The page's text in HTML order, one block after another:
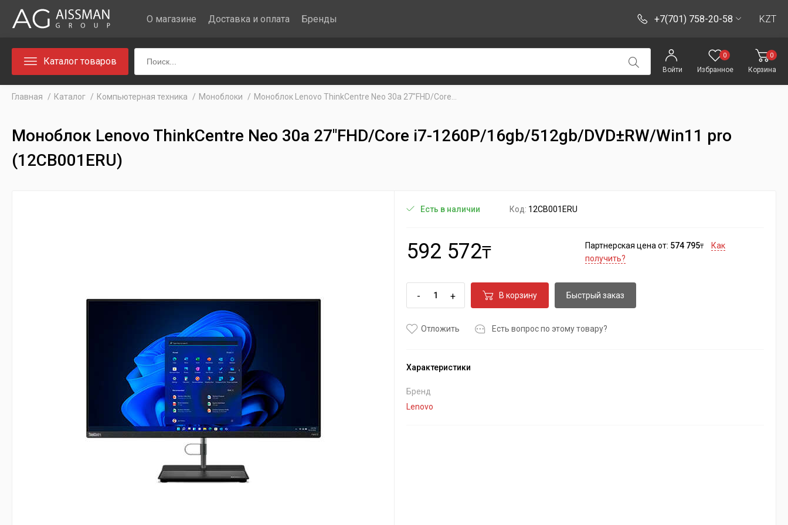
О магазине Доставка и оплата Бренды +7(701) 758-20-58 KZT
Каталог товаров
Войти
0
Избранное
0
Корзина
Главная Каталог Компьютерная техника Моноблоки Моноблок Lenovo ThinkCentre Neo 30a 27"FHD/Core...
Моноблок Lenovo ThinkCentre Neo 30a 27"FHD/Core i7-1260P/16gb/512gb/DVD±RW/Win11 pro
(12CB001ERU)
Есть в наличии Код: 12CB001ERU
592 572₸ Партнерская цена от: 574 795₸
Как
получить?
- + В корзину Быстрый заказ
Отложить Есть вопрос по этому товару?
Характеристики
Бренд
Lenovo